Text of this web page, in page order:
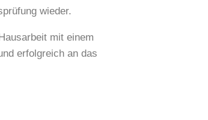
wieder.
mit einem
erfolgreich an das